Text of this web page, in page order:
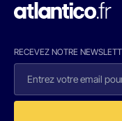
RECEVEZ NOTRE